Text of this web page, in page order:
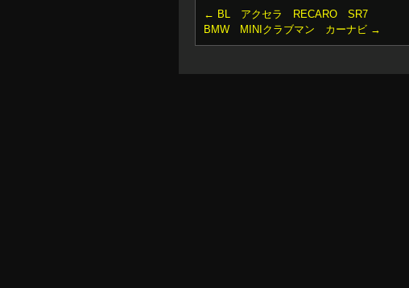
← BL アクセラ RECARO SR7
BMW MINIクラブマン カーナビ →